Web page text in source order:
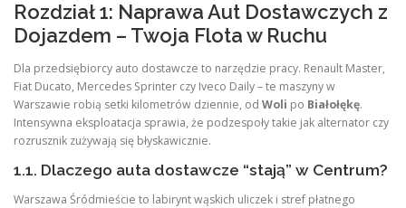
Rozdział 1: Naprawa Aut Dostawczych z
Dojazdem – Twoja Flota w Ruchu
Dla przedsiębiorcy auto dostawcze to narzędzie pracy. Renault Master,
Fiat Ducato, Mercedes Sprinter czy Iveco Daily – te maszyny w
Warszawie robią setki kilometrów dziennie, od Woli po Białołękę.
Intensywna eksploatacja sprawia, że podzespoły takie jak alternator czy
rozrusznik zużywają się błyskawicznie.
1.1. Dlaczego auta dostawcze “stają” w Centrum?
Warszawa Śródmieście to labirynt wąskich uliczek i stref płatnego